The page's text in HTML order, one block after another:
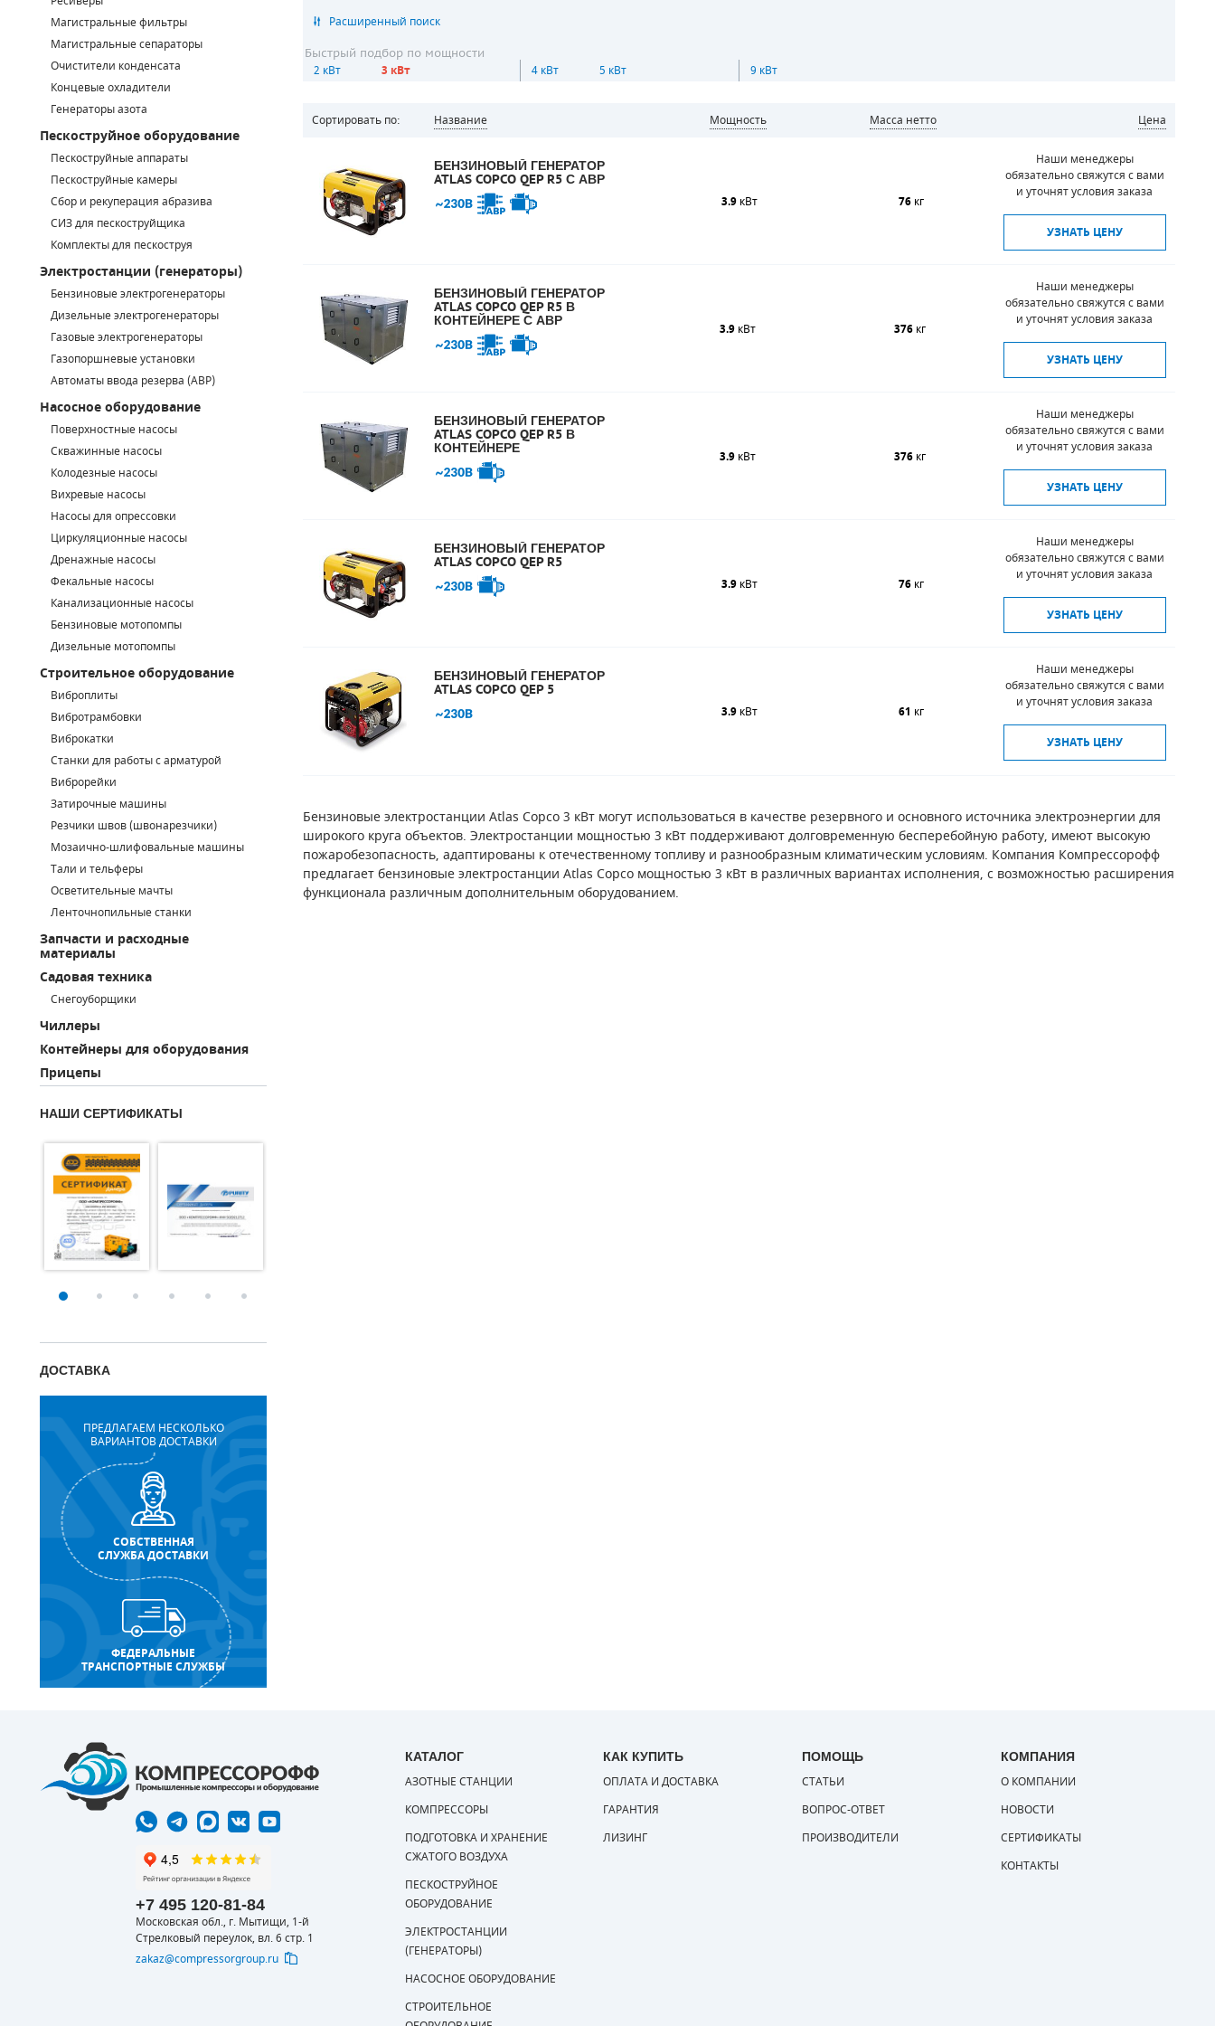
Магистральные фильтры
Магистральные сепараторы
Очистители конденсата
Концевые охладители
Генераторы азота
Пескоструйное оборудование
Пескоструйные аппараты
Пескоструйные камеры
Сбор и рекуперация абразива
СИЗ для пескоструйщика
Комплекты для пескоструя
Электростанции (генераторы)
Бензиновые электрогенераторы
Дизельные электрогенераторы
Газовые электрогенераторы
Газопоршневые установки
Автоматы ввода резерва (АВР)
Насосное оборудование
Поверхностные насосы
Скважинные насосы
Колодезные насосы
Вихревые насосы
Насосы для опрессовки
Циркуляционные насосы
Дренажные насосы
Фекальные насосы
Канализационные насосы
Бензиновые мотопомпы
Дизельные мотопомпы
Строительное оборудование
Виброплиты
Вибротрамбовки
Виброкатки
Станки для работы с арматурой
Виброрейки
Затирочные машины
Резчики швов (швонарезчики)
Мозаично-шлифовальные машины
Тали и тельферы
Осветительные мачты
Ленточнопильные станки
Запчасти и расходные
материалы
Садовая техника
Снегоуборщики
Чиллеры
Контейнеры для оборудования
Прицепы
НАШИ СЕРТИФИКАТЫ
ДОСТАВКА
ПРЕДЛАГАЕМ НЕСКОЛЬКО
ВАРИАНТОВ ДОСТАВКИ
СОБСТВЕННАЯ
СЛУЖБА ДОСТАВКИ
ФЕДЕРАЛЬНЫЕ
ТРАНСПОРТНЫЕ СЛУЖБЫ
Быстрый подбор по мощности
2 кВт 3 кВт 4 кВт 5 кВт 9 кВт
Сортировать по: Название Мощность Масса нетто Цена
БЕНЗИНОВЫЙ ГЕНЕРАТОР
ATLAS COPCO QEP R5 С АВР
3.9 кВт 76 кг
Наши менеджеры
обязательно свяжутся с вами
и уточнят условия заказа
УЗНАТЬ ЦЕНУ
БЕНЗИНОВЫЙ ГЕНЕРАТОР
ATLAS COPCO QEP R5 В
КОНТЕЙНЕРЕ С АВР
3.9 кВт 376 кг
Наши менеджеры
обязательно свяжутся с вами
и уточнят условия заказа
УЗНАТЬ ЦЕНУ
БЕНЗИНОВЫЙ ГЕНЕРАТОР
ATLAS COPCO QEP R5 В
КОНТЕЙНЕРЕ
3.9 кВт 376 кг
Наши менеджеры
обязательно свяжутся с вами
и уточнят условия заказа
УЗНАТЬ ЦЕНУ
БЕНЗИНОВЫЙ ГЕНЕРАТОР
ATLAS COPCO QEP R5
3.9 кВт 76 кг
Наши менеджеры
обязательно свяжутся с вами
и уточнят условия заказа
УЗНАТЬ ЦЕНУ
БЕНЗИНОВЫЙ ГЕНЕРАТОР
ATLAS COPCO QEP 5
3.9 кВт 61 кг
Наши менеджеры
обязательно свяжутся с вами
и уточнят условия заказа
УЗНАТЬ ЦЕНУ
Бензиновые электростанции Atlas Copco 3 кВт могут использоваться в качестве резервного и основного источника электроэнергии для
широкого круга объектов. Электростанции мощностью 3 кВт поддерживают долговременную бесперебойную работу, имеют высокую
пожаробезопасность, адаптированы к отечественному топливу и разнообразным климатическим условиям. Компания Компрессорофф
предлагает бензиновые электростанции Atlas Copco мощностью 3 кВт в различных вариантах исполнения, с возможностью расширения
функционала различным дополнительным оборудованием.
+7 495 120-81-84
Московская обл., г. Мытищи, 1-й
Стрелковый переулок, вл. 6 стр. 1
zakaz@compressorgroup.ru
КАТАЛОГ
АЗОТНЫЕ СТАНЦИИ
КОМПРЕССОРЫ
ПОДГОТОВКА И ХРАНЕНИЕ
СЖАТОГО ВОЗДУХА
ПЕСКОСТРУЙНОЕ
ОБОРУДОВАНИЕ
ЭЛЕКТРОСТАНЦИИ
(ГЕНЕРАТОРЫ)
НАСОСНОЕ ОБОРУДОВАНИЕ
СТРОИТЕЛЬНОЕ
КАК КУПИТЬ
ОПЛАТА И ДОСТАВКА
ГАРАНТИЯ
ЛИЗИНГ
ПОМОЩЬ
СТАТЬИ
ВОПРОС-ОТВЕТ
ПРОИЗВОДИТЕЛИ
КОМПАНИЯ
О КОМПАНИИ
НОВОСТИ
СЕРТИФИКАТЫ
КОНТАКТЫ
САДОВАЯ ТЕХНИКА
КОНТЕЙНЕРЫ ДЛЯ ОБОРУДОВАНИЯ
КАНАЛИЗАЦИОННЫЕ НАСОСЫ
ДИЗЕЛЬНЫЕ МОТОПОМПЫ
ТАЛИ И ТЕЛЬФЕРЫ
ЛЕНТОЧНОПИЛЬНЫЕ СТАНКИ
КОНТРОЛЛЕРЫ (БЛОКИ УПРАВЛЕНИЯ)
ВПУСКНЫЕ КЛАПАНЫ
ОБРАТНЫЕ КЛАПАНЫ
КЛАПАНЫ МИНИМАЛЬНОГО ДАВЛЕНИЯ
РЕЛЕ ДАВЛЕНИЯ ДЛЯ ДЛЯ КОМПРЕССОРОВ
ДАТЧИКИ
РУКАВА ВЫСОКОГО ДАВЛЕНИЯ (РВД)
ЗАПЧАСТИ ДЛЯ ВИНТОВЫХ КОМПРЕССОРОВ
СМЕННЫЕ ЭЛЕМЕНТЫ МАГИСТРАЛЬНЫХ ФИЛЬТРОВ
ДЛЯ АДСОРБЦИОННЫХ ОСУШИТЕЛЕЙ
ЭЛЕКТРОДВИГАТЕЛИ
БЕНЗИНОВЫЕ ДВИГАТЕЛИ
ДИЗЕЛЬНЫЕ ДВИГАТЕЛИ
ФИЛЬТРЫ ТОПЛИВНЫЕ
МОТОРНОЕ МАСЛО
РАДИАТОРЫ
ПОДШИПНИКИ
ПОРШНЕВЫЕ БЛОКИ
ДЕТАЛИ ПОРШНЕВЫХ КОМПРЕССОРОВ
ДЕТАЛИ СПИРАЛЬНЫХ КОМПРЕССОРОВ
ДЕТАЛИ НАСОСНОЙ ЧАСТИ
ДЕТАЛИ ПОГРУЖНЫХ НАСОСОВ
ШЛАНГИ ДЛЯ МОТОПОМП
ДЛЯ ВАКУУМНЫХ НАСОСОВ